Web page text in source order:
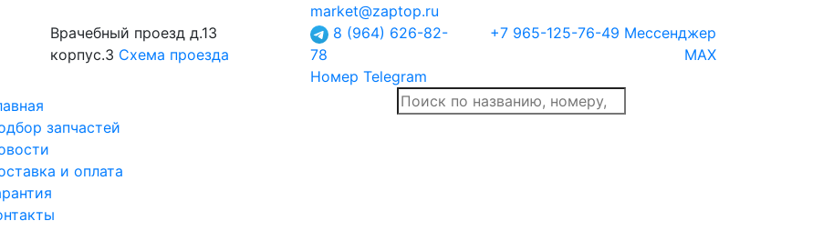
Врачебный проезд д.13
корпус.3 Схема проезда
market@zaptop.ru
8 (964) 626-82-
78
Номер Telegram
+7 965-125-76-49 Мессенджер
MAX
запчастей
и оплата